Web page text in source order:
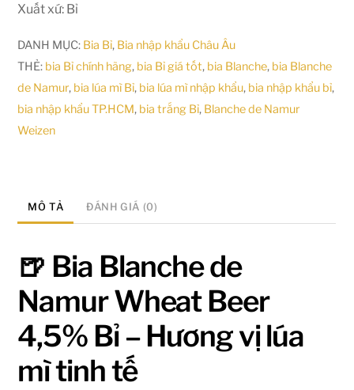
Xuất xứ: Bỉ
DANH MỤC: Bia Bỉ, Bia nhập khẩu Châu Âu
THẺ: bia Bỉ chính hãng, bia Bỉ giá tốt, bia Blanche, bia Blanche
de Namur, bia lúa mì Bỉ, bia lúa mì nhập khẩu, bia nhập khẩu bỉ,
bia nhập khẩu TP.HCM, bia trắng Bỉ, Blanche de Namur
Weizen
MÔ TẢ ĐÁNH GIÁ (0)
🍺 Bia Blanche de
Namur Wheat Beer
4,5% Bỉ – Hương vị lúa
mì tinh tế